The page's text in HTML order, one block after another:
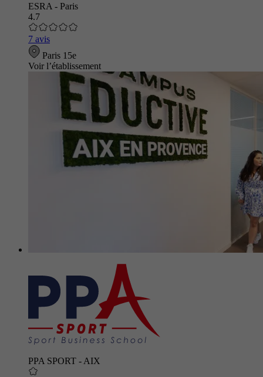
ESRA - Paris
4.7
7 avis
Paris 15e
Voir l’établissement
PPA SPORT - AIX